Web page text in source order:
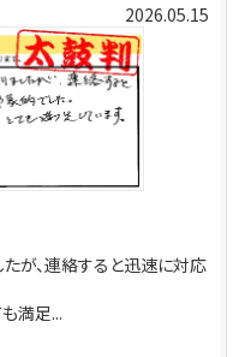
2026.05.15
が、連絡すると迅速に対応
満足...